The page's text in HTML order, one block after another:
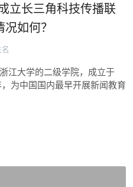
立长三角科技传播联
如何？
江大学的二级学院，成立于
为中国国内最早开展新闻教育